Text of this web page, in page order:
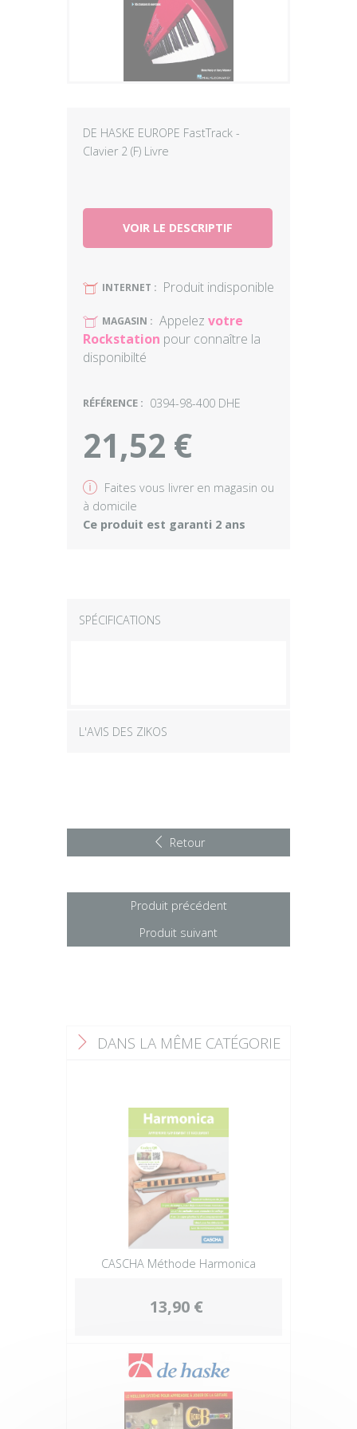
Plus
DE HASKE EUROPE FastTrack -
Clavier 2 (F) Livre
VOIR LE DESCRIPTIF
U INTERNET : Produit indisponible
U MAGASIN : Appelez votre
Rockstation pour connaître la
disponibilté
RÉFÉRENCE : 0394-98-400 DHE
21,52 €
v Faites vous livrer en magasin ou
à domicile
Ce produit est garanti 2 ans
SPÉCIFICATIONS
L'AVIS DES ZIKOS
Retour
Produit précédent
Produit suivant
F DANS LA MÊME CATÉGORIE
CASCHA Méthode Harmonica
13,90 €